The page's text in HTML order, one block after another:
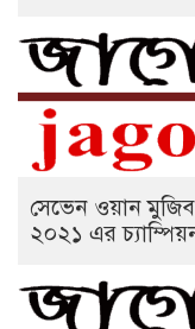
সেভেন ওয়ান মুজিব
২০২১ এর